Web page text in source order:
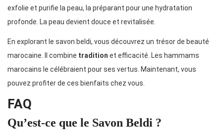
exfolie et purifie la peau, la préparant pour une hydratation
profonde. La peau devient douce et revitalisée.
En explorant le savon beldi, vous découvrez un trésor de beauté
marocaine. Il combine tradition et efficacité. Les hammams
marocains le célébraient pour ses vertus. Maintenant, vous
pouvez profiter de ces bienfaits chez vous.
FAQ
Qu’est-ce que le Savon Beldi ?